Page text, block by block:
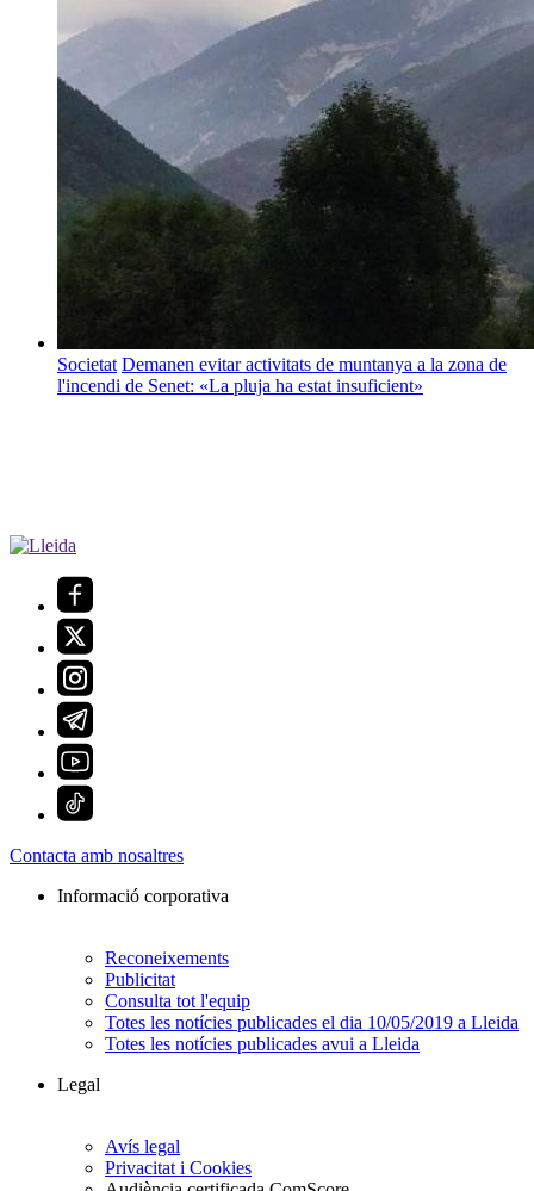
Societat Demanen evitar activitats de muntanya a la zona de
l'incendi de Senet: «La pluja ha estat insuficient»
Contacta amb nosaltres
Informació corporativa
Reconeixements
Publicitat
Consulta tot l'equip
Totes les notícies publicades el dia 10/05/2019 a Lleida
Totes les notícies publicades avui a Lleida
Legal
Avís legal
Privacitat i Cookies